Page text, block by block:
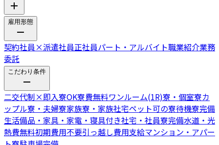
雇用形態
契約社員 ×派遣社員正社員パート・アルバイト職業紹介業務
委託
こだわり条件
二交代制×即入寮OK寮費無料ワンルーム(1R)寮・個室寮カ
ップル寮・夫婦寮家族寮・家族社宅ペット可の寮待機寮完備
生活備品・家具・家電・寝具付き社宅・社員寮完備水道・光
熱費無料初期費用不要引っ越し費用支給マンション・アパー